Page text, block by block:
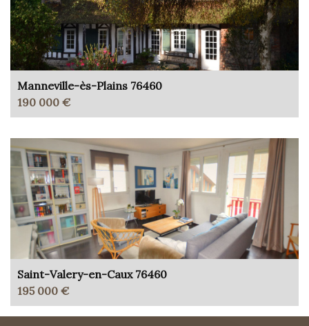
Manneville-ès-Plains 76460
190 000 €
Saint-Valery-en-Caux 76460
195 000 €